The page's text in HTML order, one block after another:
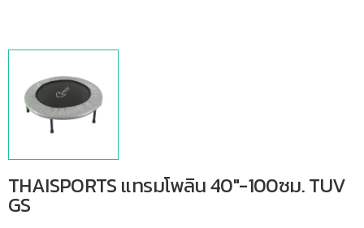
THAISPORTS แทรมโพลิน 40″-100ซม. TUV
GS